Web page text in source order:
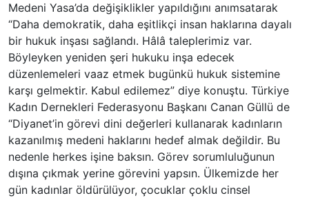
Medeni Yasa’da değişiklikler yapıldığını anımsatarak
“Daha demokratik, daha eşitlikçi insan haklarına dayalı
bir hukuk inşası sağlandı. Hâlâ taleplerimiz var.
Böyleyken yeniden şeri hukuku inşa edecek
düzenlemeleri vaaz etmek bugünkü hukuk sistemine
karşı gelmektir. Kabul edilemez” diye konuştu. Türkiye
Kadın Dernekleri Federasyonu Başkanı Canan Güllü de
“Diyanet’in görevi dini değerleri kullanarak kadınların
kazanılmış medeni haklarını hedef almak değildir. Bu
nedenle herkes işine baksın. Görev sorumluluğunun
dışına çıkmak yerine görevini yapsın. Ülkemizde her
gün kadınlar öldürülüyor, çocuklar çoklu cinsel